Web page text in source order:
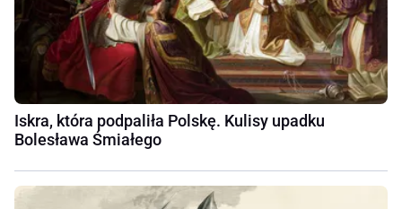
Iskra, która podpaliła Polskę. Kulisy upadku
Bolesława Śmiałego